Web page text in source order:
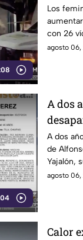
en
Los
con 26
agosto 06,
A dos
Yajalón
A dos
de
Yajalón,
colectivo
agosto 06,
Calor